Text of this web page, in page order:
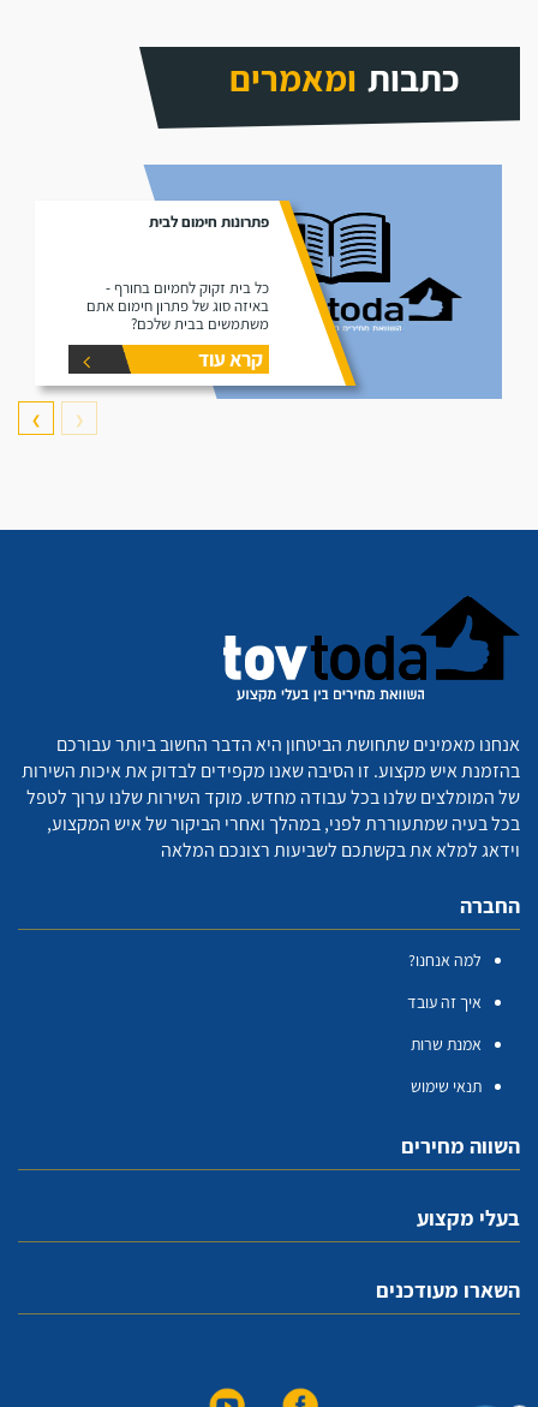
כתבות ומאמרים
פתרונות חימום לבית
כל בית זקוק לחמיום בחורף -
באיזה סוג של פתרון חימום אתם
משתמשים בבית שלכם?
קרא עוד
❮
❯
אנחנו מאמינים שתחושת הביטחון היא הדבר החשוב ביותר עבורכם
בהזמנת איש מקצוע. זו הסיבה שאנו מקפידים לבדוק את איכות השירות
של המומלצים שלנו בכל עבודה מחדש. מוקד השירות שלנו ערוך לטפל
בכל בעיה שמתעוררת לפני, במהלך ואחרי הביקור של איש המקצוע,
וידאג למלא את בקשתכם לשביעות רצונכם המלאה
החברה
למה אנחנו?
איך זה עובד
אמנת שרות
תנאי שימוש
השווה מחירים
בעלי מקצוע
השארו מעודכנים